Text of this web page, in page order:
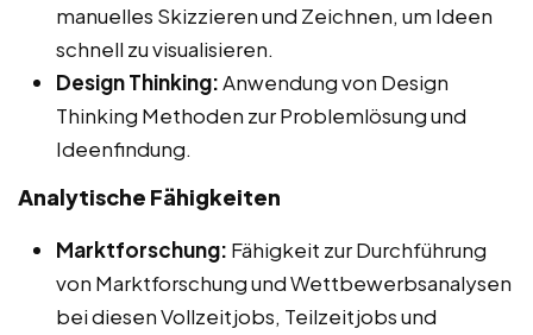
manuelles Skizzieren und Zeichnen, um Ideen
schnell zu visualisieren.
Design Thinking:Anwendung von Design
Thinking Methoden zur Problemlösung und
Ideenfindung.
Analytische Fähigkeiten
Marktforschung: Fähigkeit zur Durchführung
von Marktforschung und Wettbewerbsanalysen
bei diesen Vollzeitjobs, Teilzeitjobs und